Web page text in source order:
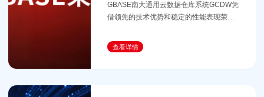
GBASE南大通用云数据仓库系统GCDW凭
借领先的技术优势和稳定的性能表现荣获
查看详情